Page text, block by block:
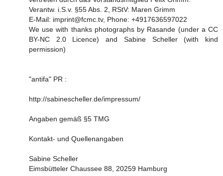
Verantw. i.S.v. §55 Abs. 2, RStV: Maren Grimm
E-Mail: imprint@fcmc.tv, Phone: +4917636597022
We use with thanks photographs by Rasande (under a CC
BY-NC 2.0 Licence) and Sabine Scheller (with kind
permission)
"antifa" PR :
http://sabinescheller.de/impressum/
Angaben gemäß §5 TMG
Kontakt- und Quellenangaben
Sabine Scheller
Eimsbütteler Chaussee 88, 20259 Hamburg